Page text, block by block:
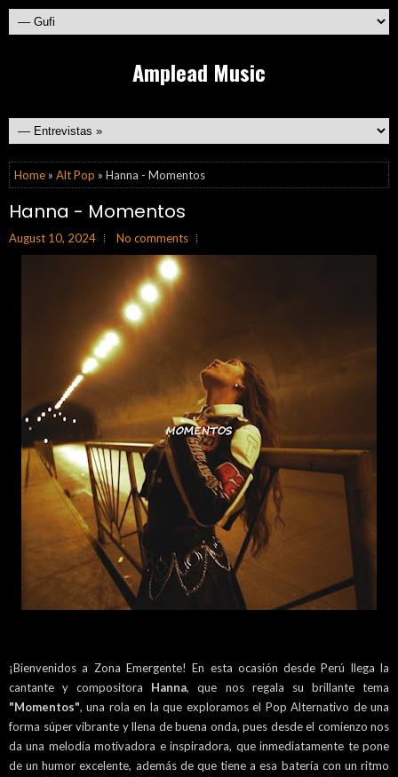
Amplead Music
Home » Alt Pop » Hanna - Momentos
Hanna - Momentos
August 10, 2024 No comments
¡Bienvenidos a Zona Emergente! En esta ocasión desde Perú llega la
cantante y compositora Hanna, que nos regala su brillante tema
"Momentos", una rola en la que exploramos el Pop Alternativo de una
forma súper vibrante y llena de buena onda, pues desde el comienzo nos
da una melodía motivadora e inspiradora, que inmediatamente te pone
de un humor excelente, además de que tiene a esa batería con un ritmo